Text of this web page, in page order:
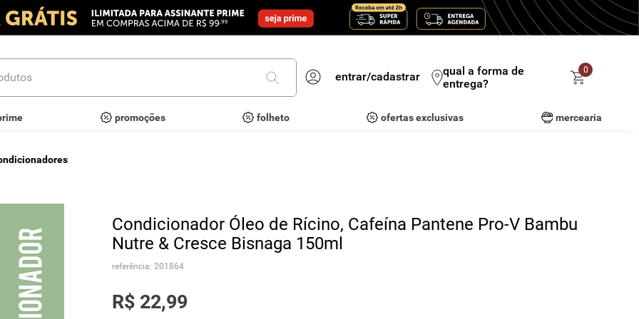
entrar/cadastrar
qual a forma de
entrega?
0
promoções folheto ofertas exclusivas mercearia
Condicionador Óleo de Rícino, Cafeína Pantene Pro-V Bambu
Nutre & Cresce Bisnaga 150ml
referência:201864
R$ 22,99